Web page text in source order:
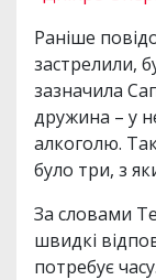
Раніше
застрелили,
зазначила
дружина – у
алкоголю.
було три, з
За словами
швидкі
потребує часу.